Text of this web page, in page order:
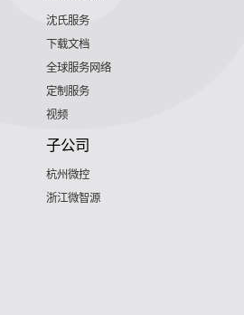
沈氏服务
下载文档
全球服务网络
定制服务
视频
子公司
杭州微控
浙江微智源